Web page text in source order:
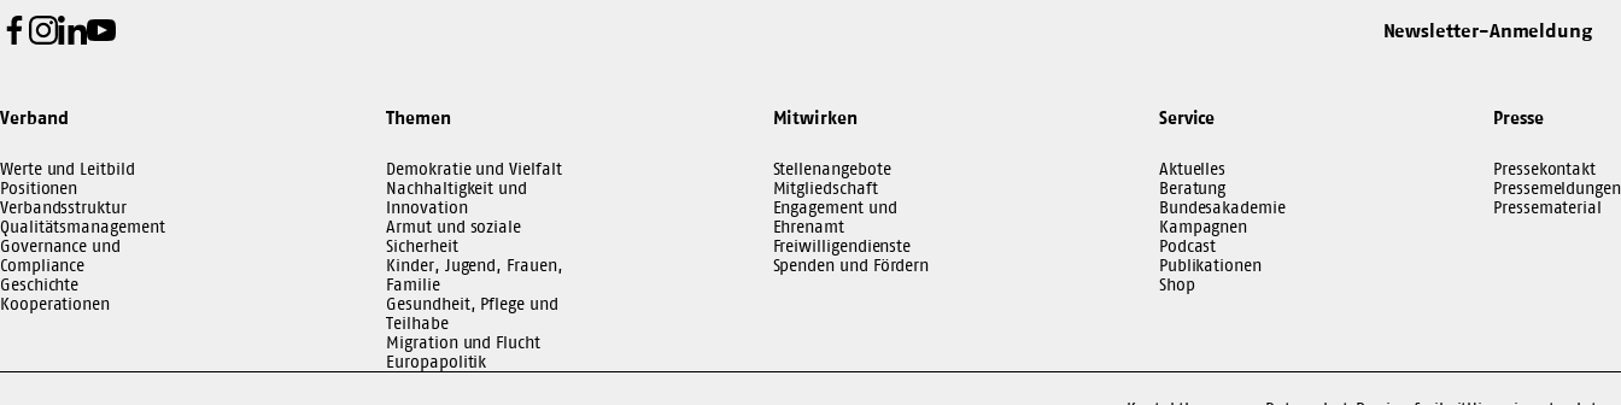
Facebook
Instagram
LinkedIn
Youtube Newsletter-Anmeldung
Verband
Werte und Leitbild
Positionen
Verbandsstruktur
Qualitätsmanagement
Governance und
Compliance
Geschichte
Kooperationen
Themen
Demokratie und Vielfalt
Nachhaltigkeit und
Innovation
Armut und soziale
Sicherheit
Kinder, Jugend, Frauen,
Familie
Gesundheit, Pflege und
Teilhabe
Migration und Flucht
Europapolitik
Mitwirken
Stellenangebote
Mitgliedschaft
Engagement und
Ehrenamt
Freiwilligendienste
Spenden und Fördern
Service
Aktuelles
Beratung
Bundesakademie
Kampagnen
Podcast
Publikationen
Shop
Presse
Pressekontakt
Pressemeldungen
Pressematerial